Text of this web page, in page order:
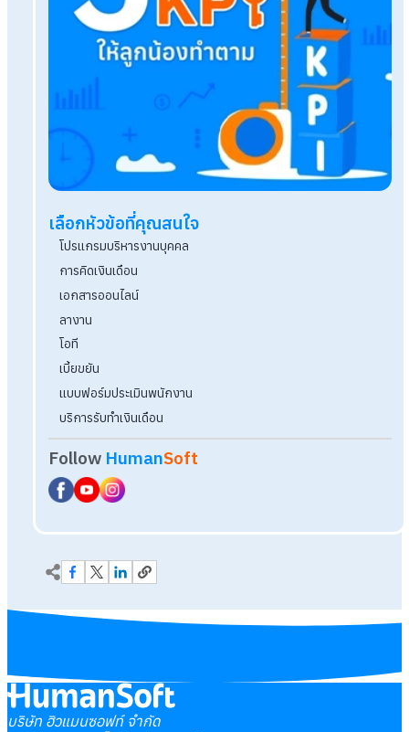
บริการหลังการขายที่ดี ช่วยสร้างความแตกต่างให้ธุ
ลูกจ้างพาพ่อแม่ไปหาหมอที่โรงพยาบาล ใช้ลาอะไร ล
ไหม?
บริษัท ฮิวแมนซอฟท์ จำกัด